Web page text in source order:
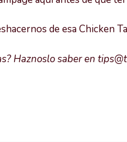
de esa Chicken
Haznoslo saber en